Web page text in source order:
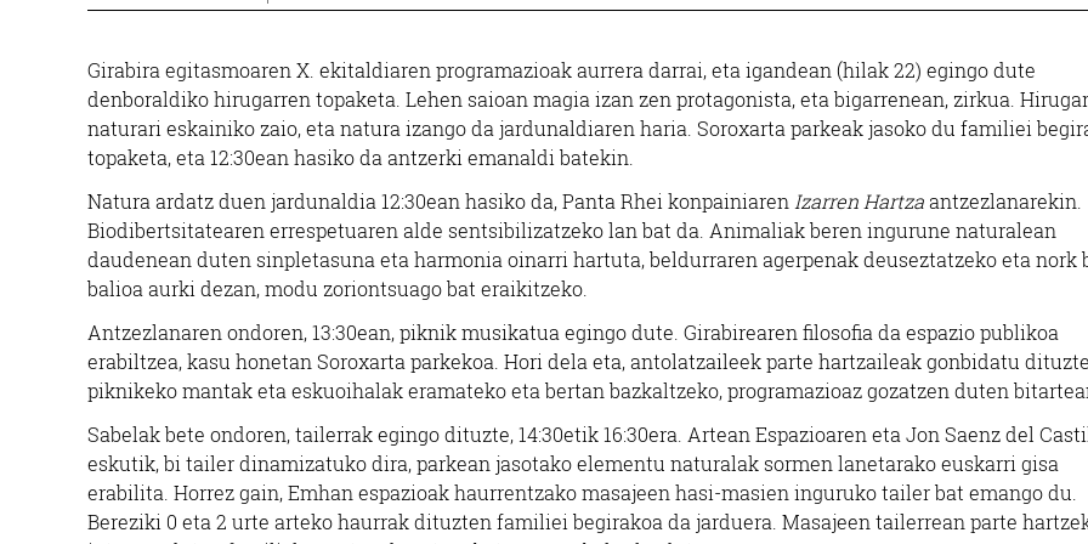
Girabira egitasmoaren X. ekitaldiaren programazioak aurrera darrai, eta igandean (hilak 22) egingo dute
denboraldiko hirugarren topaketa. Lehen saioan magia izan zen protagonista, eta bigarrenean, zirkua.
naturari eskainiko zaio, eta natura izango da jardunaldiaren haria. Soroxarta parkeak jasoko du familiei
topaketa, eta 12:30ean hasiko da antzerki emanaldi batekin.
Natura ardatz duen jardunaldia 12:30ean hasiko da, Panta Rhei konpainiaren Izarren Hartzaantzezlanarekin.
Biodibertsitatearen errespetuaren alde sentsibilizatzeko lan bat da. Animaliak beren ingurune naturalean
daudenean duten sinpletasuna eta harmonia oinarri hartuta, beldurraren agerpenak deuseztatzeko eta nork
balioa aurki dezan, modu zoriontsuago bat eraikitzeko.
Antzezlanaren ondoren, 13:30ean, piknik musikatua egingo dute. Girabirearen filosofia da espazio publikoa
erabiltzea, kasu honetan Soroxarta parkekoa. Hori dela eta, antolatzaileek parte hartzaileak gonbidatu dituzte
piknikeko mantak eta eskuoihalak eramateko eta bertan bazkaltzeko, programazioaz gozatzen duten
Sabelak bete ondoren, tailerrak egingo dituzte, 14:30etik 16:30era. Artean Espazioaren eta Jon Saenz del
eskutik, bi tailer dinamizatuko dira, parkean jasotako elementu naturalak sormen lanetarako euskarri gisa
erabilita. Horrez gain, Emhan espazioak haurrentzako masajeen hasi-masien inguruko tailer bat emango du.
Bereziki 0 eta 2 urte arteko haurrak dituzten familiei begirakoa da jarduera. Masajeen tailerrean parte
Barne diseinua
ORBEGOZO DEKORAZIOA
Ikastetxeak
ORERETA IKASTOLA
Barne diseinua
ORBEGOZO